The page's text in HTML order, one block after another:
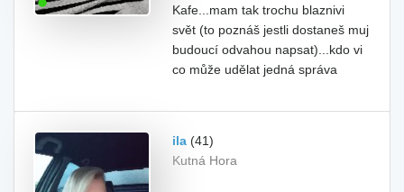
Kafe...mam tak trochu blaznivi
svět (to poznáš jestli dostaneš muj
budoucí odvahou napsat)...kdo vi
co může udělat jedná správa
ila (41)
Kutná Hora